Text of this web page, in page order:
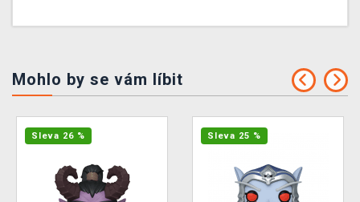
Mohlo by se vám líbit
Sleva 26 % Sleva 25 %